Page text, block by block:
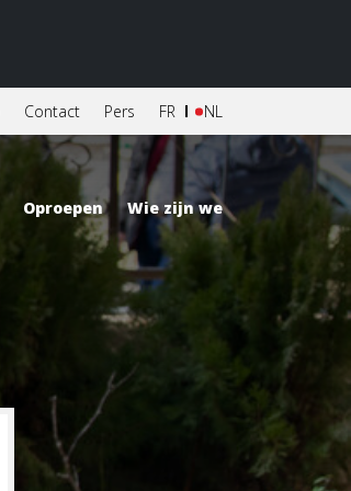
Contact Pers NL
FR
Oproepen Wie zijn we